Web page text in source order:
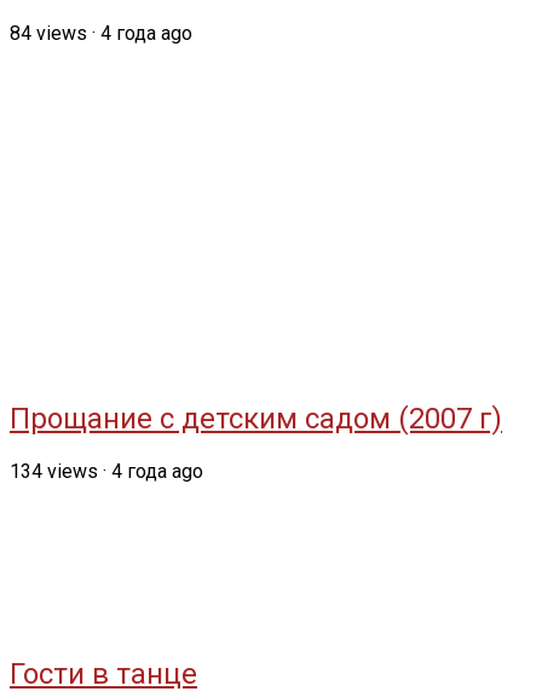
84 views · 4 года ago
Прощание с детским садом (2007 г)
134 views · 4 года ago
Гости в танце